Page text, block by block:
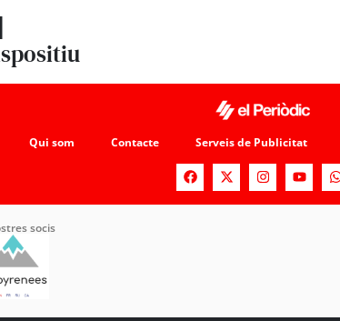
Qui som Contacte Serveis de Publicitat
socis